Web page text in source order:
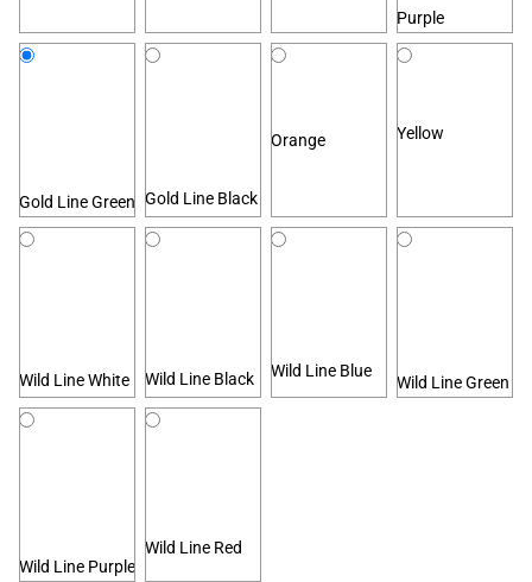
Purple
Gold Line Green Gold Line Black
Orange Yellow
Wild Line White Wild Line Black Wild Line Blue
Wild Line Green
Wild Line Purple
Wild Line Red